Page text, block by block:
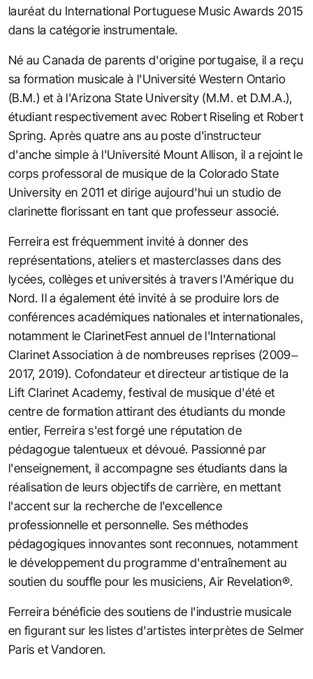
lauréat du International Portuguese Music Awards 2015
dans la catégorie instrumentale.
Né au Canada de parents d'origine portugaise, il a reçu
sa formation musicale à l'Université Western Ontario
(B.M.) et à l'Arizona State University (M.M. et D.M.A.),
étudiant respectivement avec Robert Riseling et Robert
Spring. Après quatre ans au poste d'instructeur
d'anche simple à l'Université Mount Allison, il a rejoint le
corps professoral de musique de la Colorado State
University en 2011 et dirige aujourd'hui un studio de
clarinette florissant en tant que professeur associé.
Ferreira est fréquemment invité à donner des
représentations, ateliers et masterclasses dans des
lycées, collèges et universités à travers l'Amérique du
Nord. Il a également été invité à se produire lors de
conférences académiques nationales et internationales,
notamment le ClarinetFest annuel de l'International
Clarinet Association à de nombreuses reprises (2009–
2017, 2019). Cofondateur et directeur artistique de la
Lift Clarinet Academy, festival de musique d'été et
centre de formation attirant des étudiants du monde
entier, Ferreira s'est forgé une réputation de
pédagogue talentueux et dévoué. Passionné par
l'enseignement, il accompagne ses étudiants dans la
réalisation de leurs objectifs de carrière, en mettant
l'accent sur la recherche de l'excellence
professionnelle et personnelle. Ses méthodes
pédagogiques innovantes sont reconnues, notamment
le développement du programme d'entraînement au
soutien du souffle pour les musiciens, Air Revelation®.
Ferreira bénéficie des soutiens de l'industrie musicale
en figurant sur les listes d'artistes interprètes de Selmer
Paris et Vandoren.